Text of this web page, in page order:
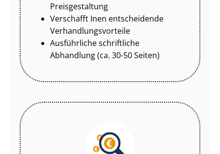
Preisgestaltung
Verschafft Inen entscheidende
Ver­hand­lungs­vor­tei­le
Ausführliche schriftliche
Abhandlung (ca. 30-50 Seiten)